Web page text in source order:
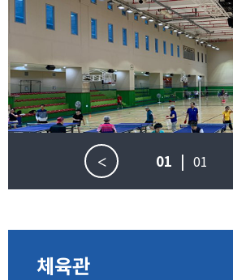
< 01 | 01
체육관